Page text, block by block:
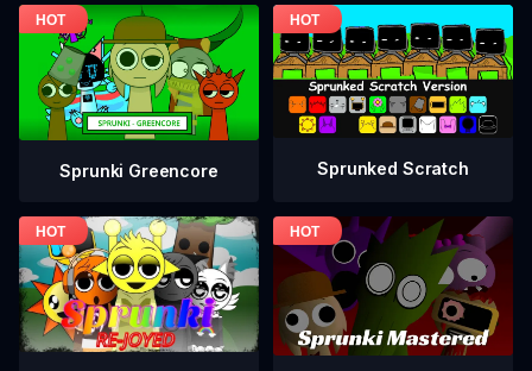
Sprunki Greencore Sprunked Scratch